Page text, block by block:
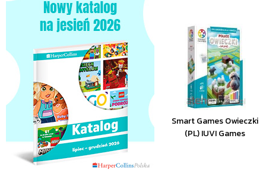
Smart Games Owieczki
(PL) IUVI Games